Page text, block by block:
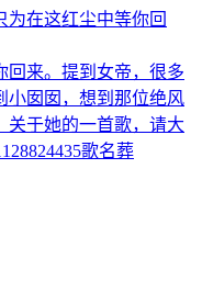
为在这红尘中等你回
回来。提到女帝，很多
小囡囡，想到那位绝风
关于她的一首歌，请大
歌名葬